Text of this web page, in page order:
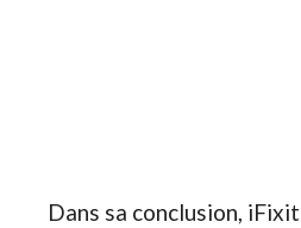
Dans sa conclusion,